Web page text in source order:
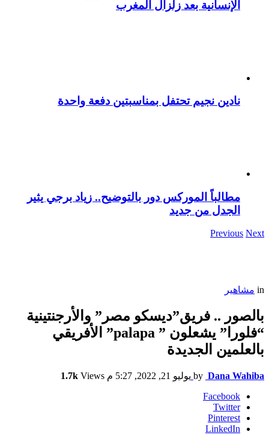
الإنسانية بعد زلزال المغرب
نادين نجيم تحتفل بمناسبتين دفعة واحدة
مطالباً الموركس دور بالتوضيح.. زياد برجي يثير
الجدل من جديد
Previous Next
in مشاهير
بالصور .. فريق”ديسكو مصر” والأرجنتينية
“فلورا” يشعلون ” palapa” الأفريقي
بالعلمين الجديدة
by Dana Wahiba يوليو 21, 2022, 5:27 م 1.7k Views
Facebook
Twitter
Pinterest
LinkedIn